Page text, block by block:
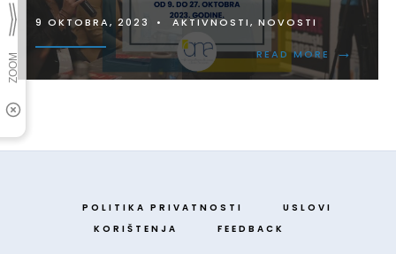
9 OKTOBRA, 2023 • AKTIVNOSTI, NOVOSTI
READ MORE →
POLITIKA PRIVATNOSTI
USLOVI
KORIŠTENJA
FEEDBACK